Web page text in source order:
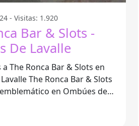
- Visitas: 1.920
Bar & Slots -
De Lavalle
The Ronca Bar & Slots en
Bar & Slots
en Ombúes de